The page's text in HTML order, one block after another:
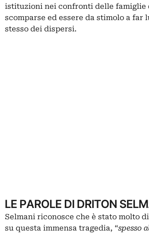
istituzioni nei confronti delle famiglie
scomparse ed essere da stimolo a far
stesso dei dispersi.
LE PAROLE DI DRITON
Selmani riconosce che è stato molto
su questa immensa tragedia, “spesso